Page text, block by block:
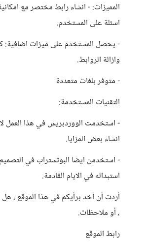
المميزات: - انشاء رابط مختصر مع
اسئلة على المستخدم.
- يحصل المستخدم على ميزات اضافية:
وازالة الروابط.
- متوفر بلغات متعددة
التقنيات المستخدمة:
- استخدمت الووردبريس في هذا العمل
انشاء بعض المزايا.
- استخدمن ايضا البوتستراب في
استبداله في الايام القادمة.
أردت أن أخد برأيكم في هذا الموقع ، هل
، أو ملاحظات.
رابط الموقع